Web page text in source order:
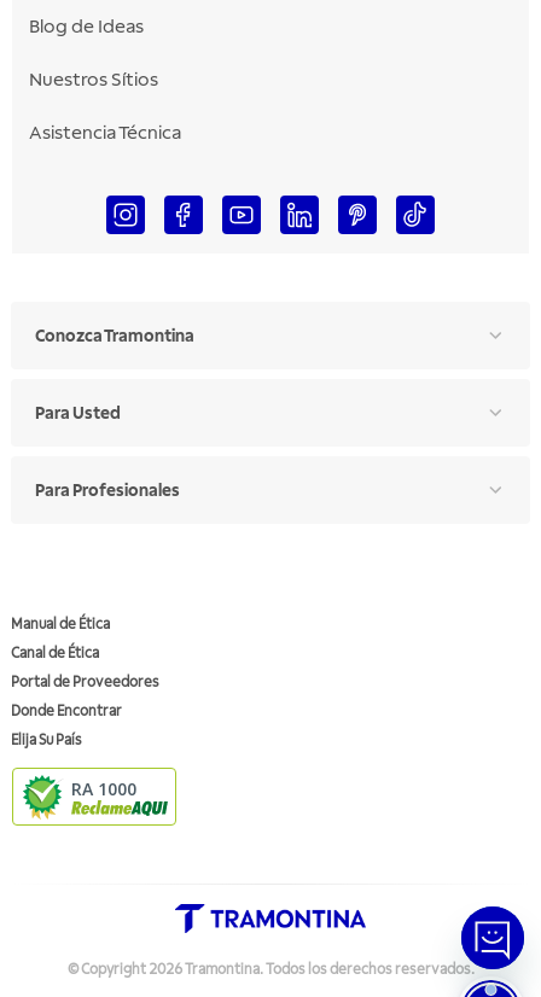
Blog de Ideas
Nuestros Sítios
Asistencia Técnica
Conozca Tramontina
Para Usted
Para Profesionales
Manual de Ética
Canal de Ética
Portal de Proveedores
Donde Encontrar
Elija Su País
RA 1000
© Copyright 2026Tramontina.Todos los derechos reservados.